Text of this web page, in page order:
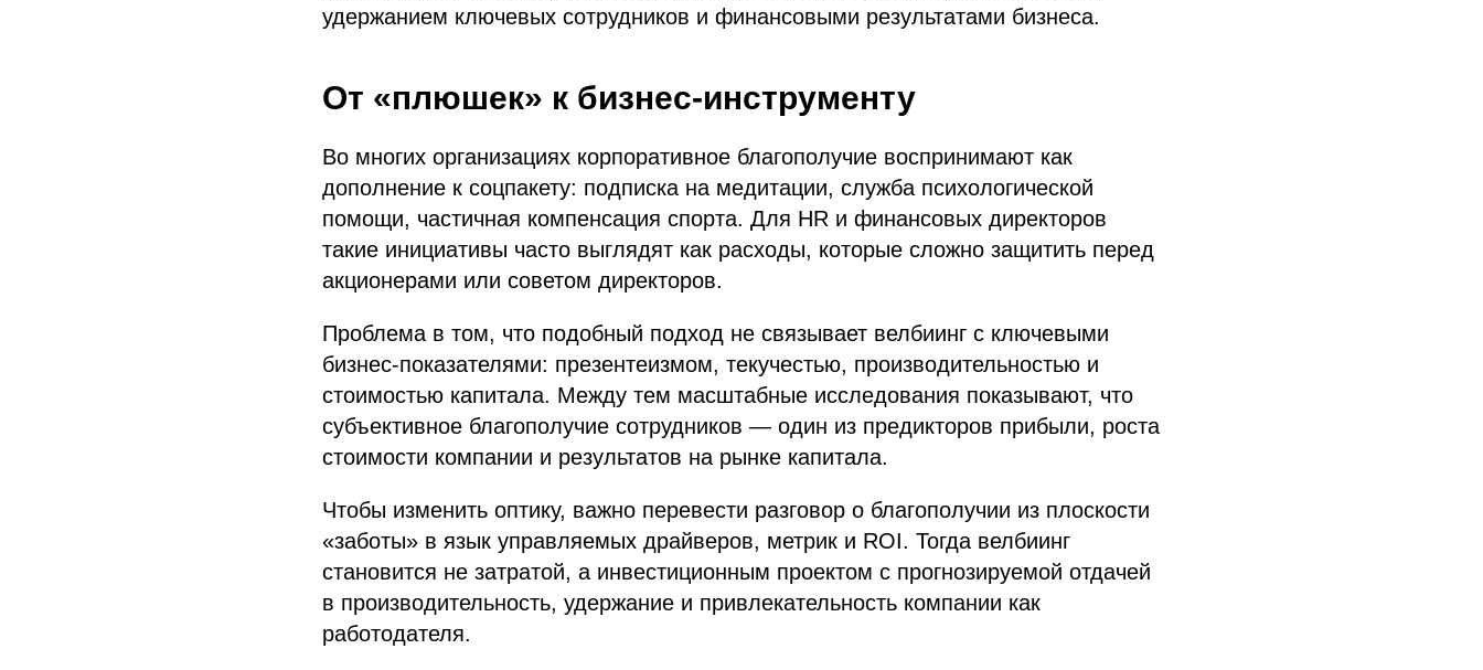
удержанием ключевых сотрудников и финансовыми результатами бизнеса.
От «плюшек» к бизнес-инструменту
Во многих организациях корпоративное благополучие воспринимают как
дополнение к соцпакету: подписка на медитации, служба психологической
помощи, частичная компенсация спорта. Для HR и финансовых директоров
такие инициативы часто выглядят как расходы, которые сложно защитить перед
акционерами или советом директоров.​
Проблема в том, что подобный подход не связывает велбиинг с ключевыми
бизнес-показателями: презентеизмом, текучестью, производительностью и
стоимостью капитала. Между тем масштабные исследования показывают, что
субъективное благополучие сотрудников — один из предикторов прибыли, роста
стоимости компании и результатов на рынке капитала.
Чтобы изменить оптику, важно перевести разговор о благополучии из плоскости
«заботы» в язык управляемых драйверов, метрик и ROI. Тогда велбиинг
становится не затратой, а инвестиционным проектом с прогнозируемой отдачей
в производительность, удержание и привлекательность компании как
работодателя.